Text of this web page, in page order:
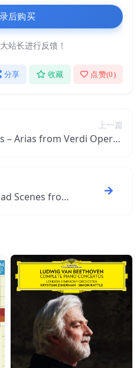
后购买
站长进行反馈！
分享 收藏 点赞(0)
上一篇
– Arias from Verdi Operas
t】西班牙区
Scenes from